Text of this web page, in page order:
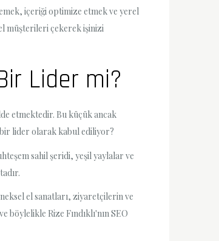
içeriği optimize etmek ve yerel
müşterileri çekerek işinizi
Lider mi?
etmektedir. Bu küçük ancak
bir lider olarak kabul ediliyor?
sahil şeridi, yeşil yaylalar ve
el sanatları, ziyaretçilerin ve
Rize Fındıklı'nın SEO